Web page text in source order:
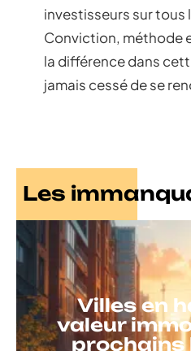
investisseurs sur tous
Conviction, méthode
la différence dans
jamais cessé de se
Les
Villes en
valeur